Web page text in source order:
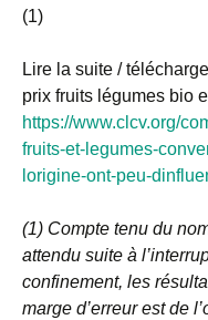
(1)
Lire la suite /
prix fruits légumes bio
https://www.clcv.org/
fruits-et-legumes-
lorigine-ont-peu-
(1) Compte tenu du
attendu suite à
confinement, les
marge d’erreur est de